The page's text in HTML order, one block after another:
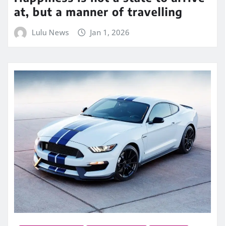
at, but a manner of travelling
Lulu News Jan 1, 2026